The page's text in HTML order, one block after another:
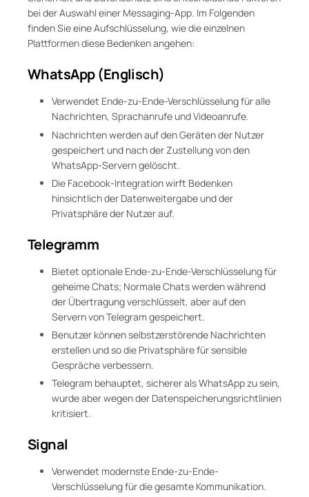
bei der Auswahl einer Messaging-App. Im Folgenden
finden Sie eine Aufschlüsselung, wie die einzelnen
Plattformen diese Bedenken angehen:
WhatsApp (Englisch)
Verwendet Ende-zu-Ende-Verschlüsselung für alle
Nachrichten, Sprachanrufe und Videoanrufe.
Nachrichten werden auf den Geräten der Nutzer
gespeichert und nach der Zustellung von den
WhatsApp-Servern gelöscht.
Die Facebook-Integration wirft Bedenken
hinsichtlich der Datenweitergabe und der
Privatsphäre der Nutzer auf.
Telegramm
Bietet optionale Ende-zu-Ende-Verschlüsselung für
geheime Chats; Normale Chats werden während
der Übertragung verschlüsselt, aber auf den
Servern von Telegram gespeichert.
Benutzer können selbstzerstörende Nachrichten
erstellen und so die Privatsphäre für sensible
Gespräche verbessern.
Telegram behauptet, sicherer als WhatsApp zu sein,
wurde aber wegen der Datenspeicherungsrichtlinien
kritisiert.
Signal
Verwendet modernste Ende-zu-Ende-
Verschlüsselung für die gesamte Kommunikation.